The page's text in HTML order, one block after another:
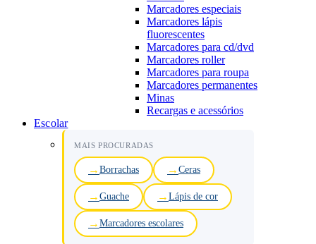
Marcadores especiais
Marcadores lápis
fluorescentes
Marcadores para cd/dvd
Marcadores roller
Marcadores para roupa
Marcadores permanentes
Minas
Recargas e acessórios
Escolar
MAIS PROCURADAS
Borrachas Ceras
Guache Lápis de cor
Marcadores escolares